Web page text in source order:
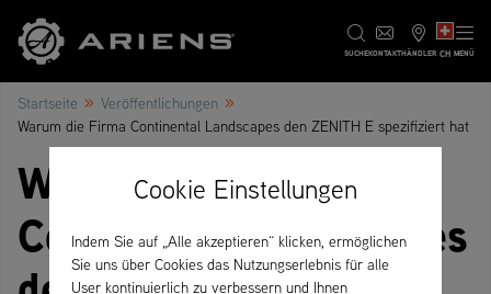
SUCHEKONTAKTHÄNDLER CH MENÜ
Startseite » Veröffentlichungen »
Warum die Firma Continental Landscapes den ZENITH E spezifiziert hat
Warum die Firma
Continental Landscapes
Cookie Einstellungen
Indem Sie auf „Alle akzeptieren“ klicken, ermöglichen
Sie uns über Cookies das Nutzungserlebnis für alle
User kontinuierlich zu verbessern und Ihnen